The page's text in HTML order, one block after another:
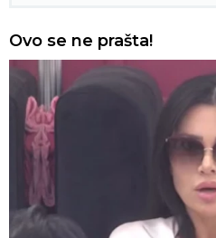
Ovo se ne prašta!